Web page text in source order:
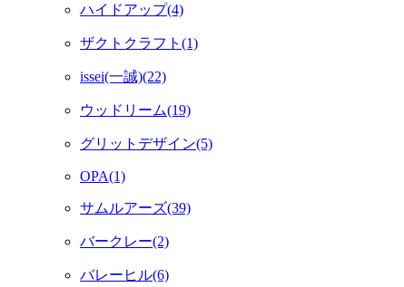
ハイドアップ(4)
ザクトクラフト(1)
issei(一誠)(22)
ウッドリーム(19)
グリットデザイン(5)
OPA(1)
サムルアーズ(39)
バークレー(2)
バレーヒル(6)